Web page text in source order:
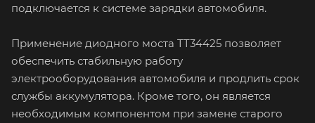
подключается к системе зарядки автомобиля.
Применение диодного моста TT34425 позволяет
обеспечить стабильную работу
электрооборудования автомобиля и продлить срок
службы аккумулятора. Кроме того, он является
необходимым компонентом при замене старого